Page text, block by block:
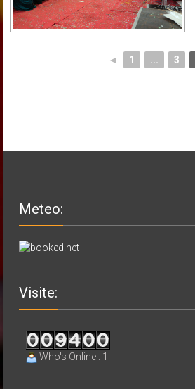
◄ 1 ... 3
Meteo:
Visite:
Who's Online : 1